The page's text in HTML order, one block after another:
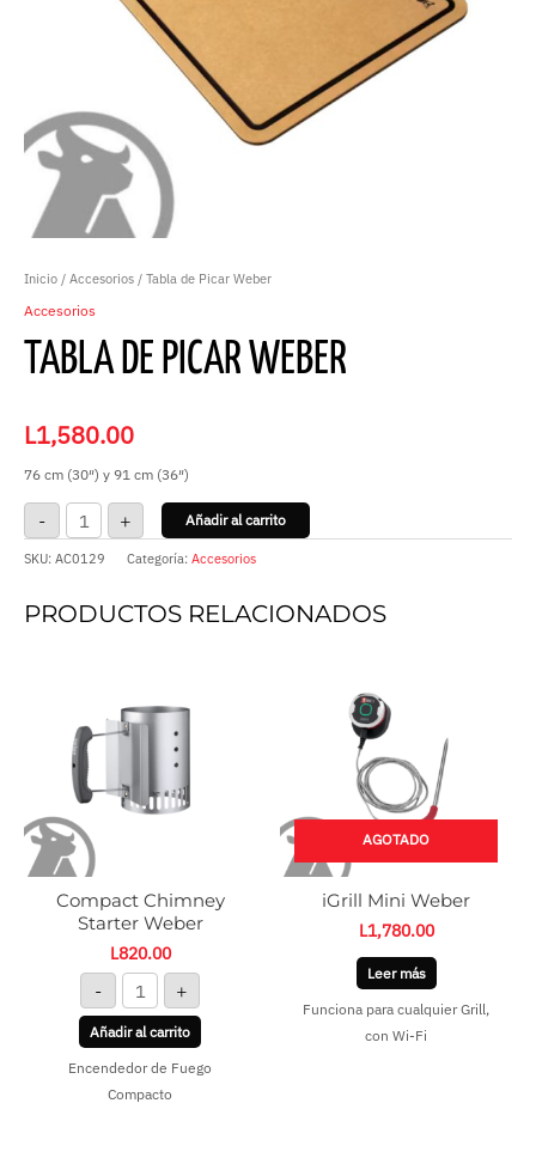
Inicio / Accesorios / Tabla de Picar Weber
Accesorios
TABLA DE PICAR WEBER
L1,580.00
76 cm (30″) y 91 cm (36″)
- + Añadir al carrito
SKU: AC0129 Categoría: Accesorios
PRODUCTOS RELACIONADOS
Compact Chimney
Starter Weber
L820.00
-
cantidad
+
Añadir al carrito
Encendedor de Fuego
Compacto
AGOTADO
iGrill Mini Weber
L1,780.00
Leer más
Funciona para cualquier Grill,
con Wi-Fi